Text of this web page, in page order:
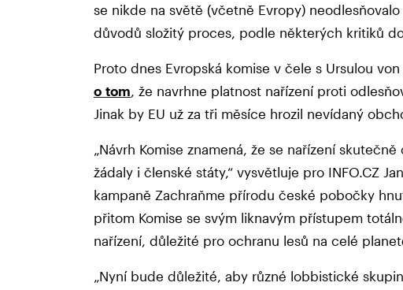
se nikde na světě (včetně Evropy)
důvodů složitý proces, podle některých kritiků
Proto dnes Evropská komise v čele s Ursulou
o tom, že navrhne platnost nařízení proti
Jinak by EU už za tři měsíce hrozil nevídaný
„Návrh Komise znamená, že se nařízení
žádaly i členské státy,“ vysvětluje pro INFO.CZ
kampaně Zachraňme přírodu české pobočky
přitom Komise se svým liknavým přístupem
nařízení, důležité pro ochranu lesů na celé
„Nyní bude důležité, aby různé lobbistické